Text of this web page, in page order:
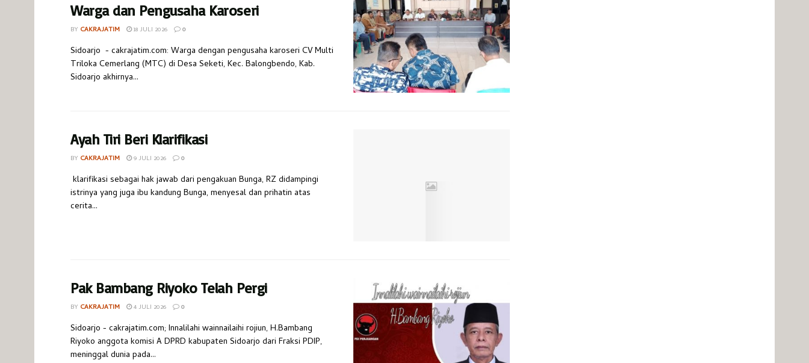
Warga dan Pengusaha Karoseri
BY CAKRAJATIM 18 JULI 2026 0
Sidoarjo - cakrajatim.com: Warga dengan pengusaha karoseri CV Multi
Triloka Cemerlang (MTC) di Desa Seketi, Kec. Balongbendo, Kab.
Sidoarjo akhirnya...
Ayah Tiri Beri Klarifikasi
BY CAKRAJATIM 9 JULI 2026 0
klarifikasi sebagai hak jawab dari pengakuan Bunga, RZ didampingi
istrinya yang juga ibu kandung Bunga, menyesal dan prihatin atas
cerita...
Pak Bambang Riyoko Telah Pergi
BY CAKRAJATIM 4 JULI 2026 0
Sidoarjo - cakrajatim.com; Innalilahi wainnailaihi rojiun, H.Bambang
Riyoko anggota komisi A DPRD kabupaten Sidoarjo dari Fraksi PDIP,
meninggal dunia pada...